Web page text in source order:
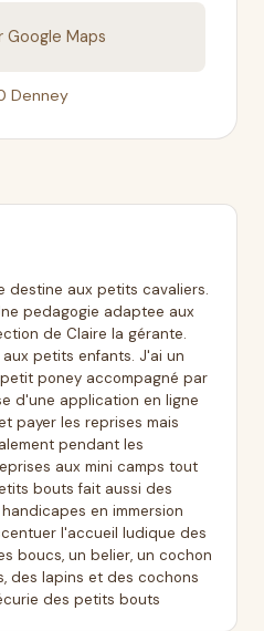
Google Maps
Denney
destine aux petits cavaliers.
pedagogie adaptee aux
de Claire la gérante.
petits enfants. J'ai un
poney accompagné par
d'une application en ligne
payer les reprises mais
pendant les
aux mini camps tout
bouts fait aussi des
en immersion
l'accueil ludique des
boucs, un belier, un cochon
des lapins et des cochons
des petits bouts